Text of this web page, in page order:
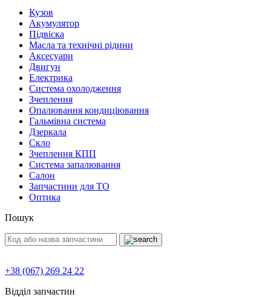
Кузов
Акумулятор
Підвіска
Масла та технічні рідини
Аксесуари
Двигун
Електрика
Система охолодження
Зчеплення
Опалювання кондиціювання
Гальмівна система
Дзеркала
Скло
Зчеплення КПП
Система запалювання
Салон
Запчастини для ТО
Оптика
Пошук
+38 (067) 269 24 22
Відділ запчастин